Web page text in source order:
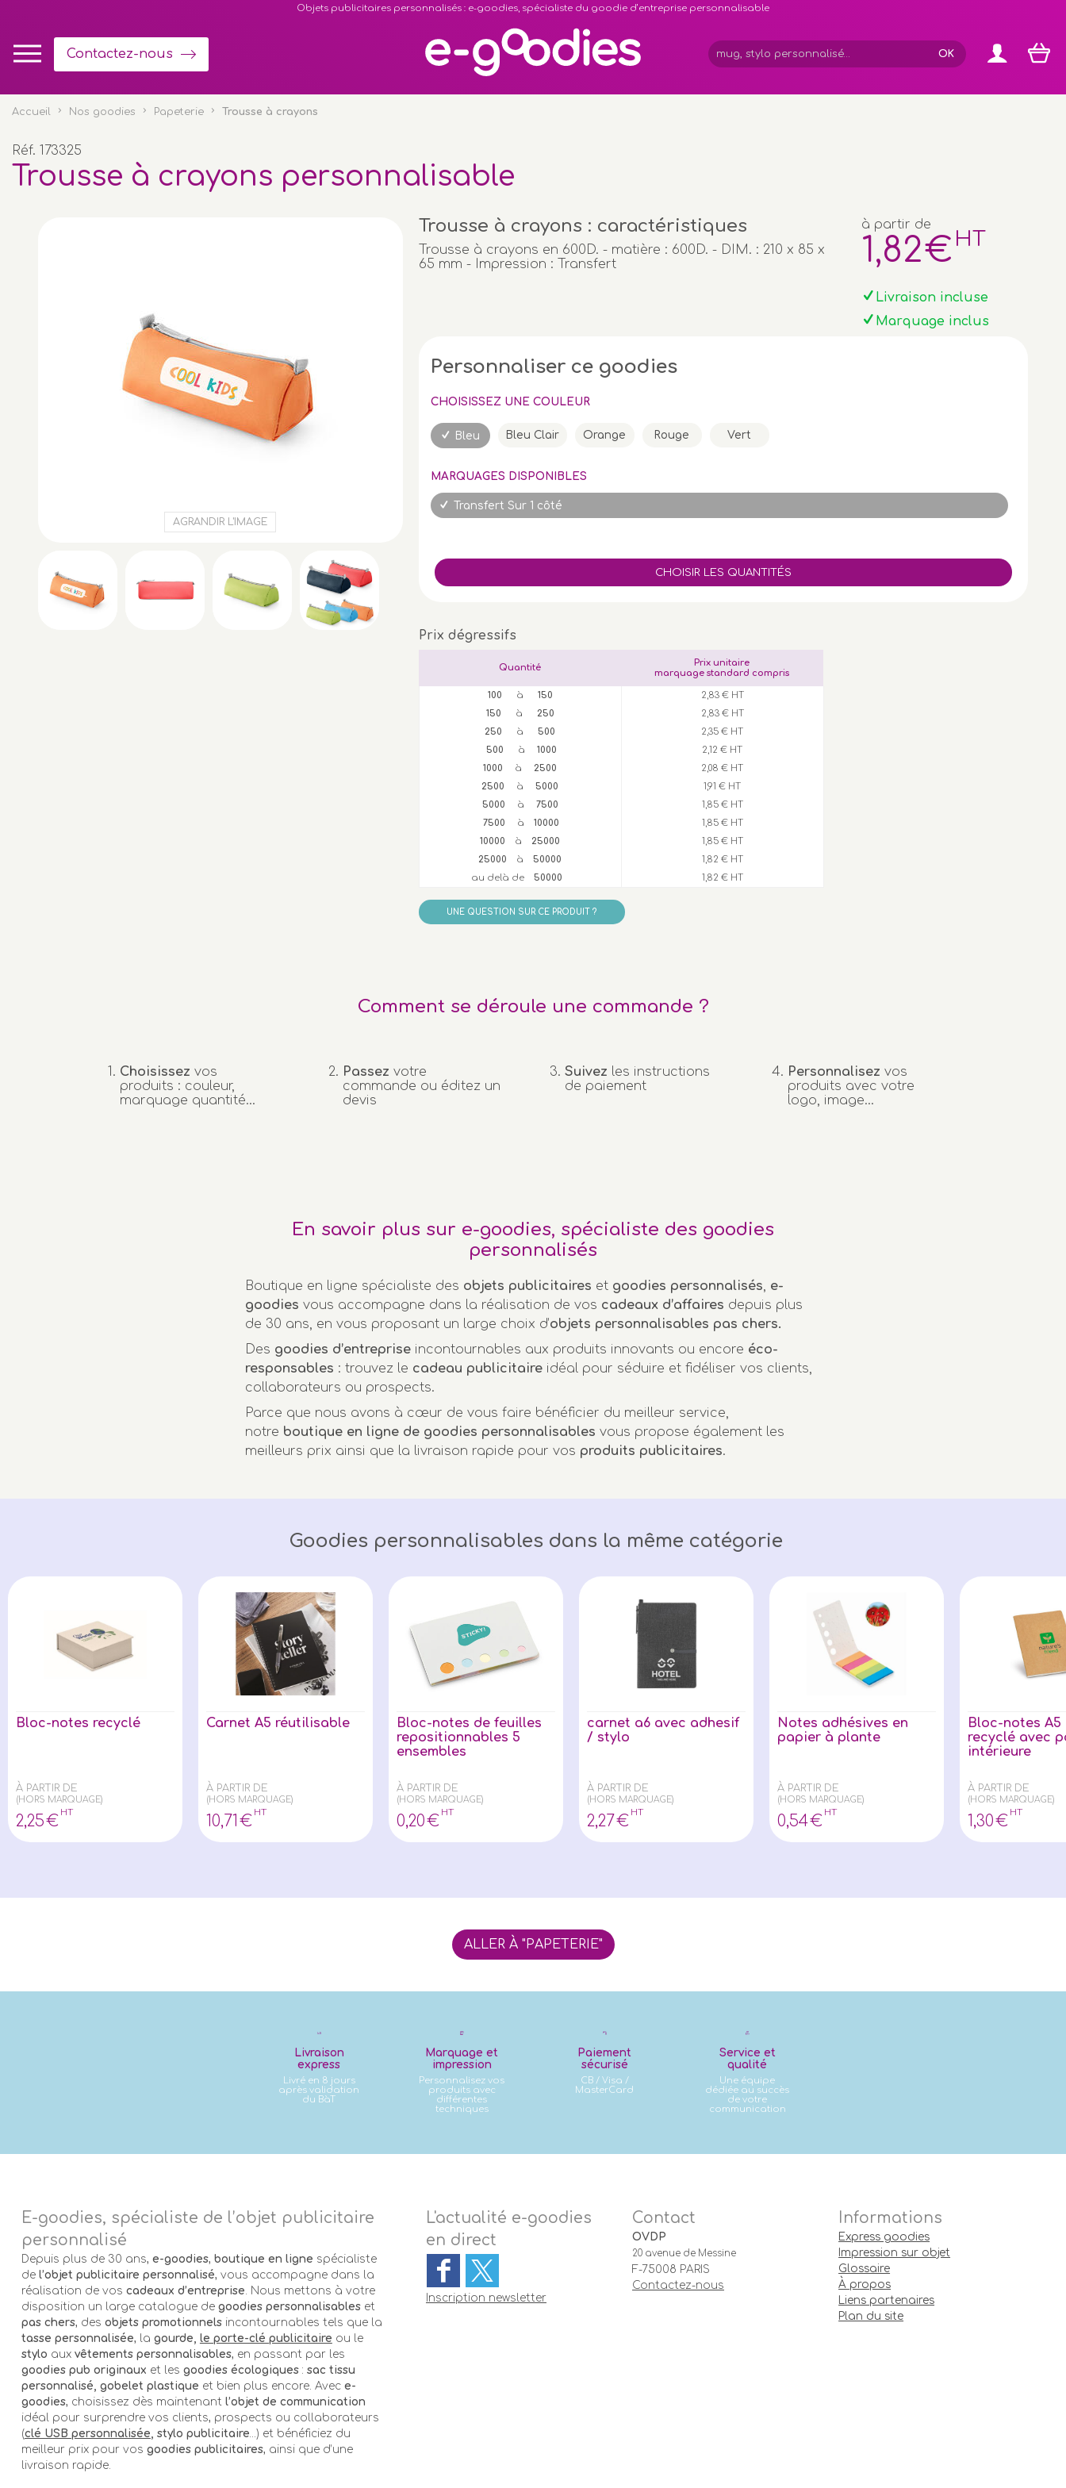
Objets publicitaires personnalisés : e-goodies, spécialiste du goodie d’entreprise personnalisable
Contactez-nous
Accueil Nos goodies Papeterie Trousse à crayons
Réf. 173325
Trousse à crayons personnalisable
AGRANDIR L'IMAGE
Trousse à crayons : caractéristiques
Trousse à crayons en 600D. - matière : 600D. - DIM. : 210 x 85 x
65 mm - Impression : Transfert
à partir de
1,82€ HT
Livraison incluse
Marquage inclus
Personnaliser ce goodies
CHOISISSEZ UNE COULEUR
Bleu Bleu Clair Orange Rouge Vert
MARQUAGES DISPONIBLES
Transfert Sur 1 côté
Prix dégressifs
Quantité
Prix unitaire
marquage standard compris
100 à 150
2,83 € HT
150 à 250
2,83 € HT
250 à500
2,35 € HT
500 à 1000
2,12 € HT
1000 à 2500
2,08 € HT
2500 à5000
1,91 € HT
5000 à 7500
1,85 € HT
7500 à10000
1,85 € HT
10000 à 25000
1,85 € HT
25000 à50000
1,82 € HT
au delà de 50000 1,82 € HT
UNE QUESTION SUR CE PRODUIT ?
Comment se déroule une commande ?
Choisissez vos
produits : couleur,
marquage quantité…
Passez votre
commande ou éditez un
devis
Suivez les instructions
de paiement
Personnalisez vos
produits avec votre
logo, image...
En savoir plus sur e-goodies, spécialiste des goodies
personnalisés
Boutique en ligne spécialiste des objets publicitaires et goodies personnalisés, e-
goodies vous accompagne dans la réalisation de vos cadeaux d’affaires depuis plus
de 30 ans, en vous proposant un large choix d’objets personnalisables pas chers.
Des goodies d’entreprise incontournables aux produits innovants ou encore éco-
responsables : trouvez le cadeau publicitaire idéal pour séduire et fidéliser vos clients,
collaborateurs ou prospects.
Parce que nous avons à cœur de vous faire bénéficier du meilleur service,
notre boutique en ligne de goodies personnalisables vous propose également les
meilleurs prix ainsi que la livraison rapide pour vos produits publicitaires.
Goodies personnalisables dans la même catégorie
Bloc-notes recyclé
À PARTIR DE
(HORS MARQUAGE)
2,25€
HT
Carnet A5 réutilisable
À PARTIR DE
(HORS MARQUAGE)
10,71 €
HT
Bloc-notes de feuilles
repositionnables 5
ensembles
À PARTIR DE
(HORS MARQUAGE)
0,20€
HT
carnet a6 avec adhesif
/ stylo
À PARTIR DE
(HORS MARQUAGE)
2,27€
HT
Notes adhésives en
papier à plante
À PARTIR DE
(HORS MARQUAGE)
0,54€
HT
Bloc-notes
recyclé avec
intérieure
À PARTIR DE
(HORS MARQUAGE)
1 ,30€
HT
ALLER À "PAPETERIE"
Livraison
express
Livré en 8 jours
après validation
du BàT
Marquage et
impression
Personnalisez vos
produits avec
différentes
techniques
Paiement
sécurisé
CB / Visa /
MasterCard
Service et
qualité
Une équipe
dédiée au succès
de votre
communication
E-goodies, spécialiste de l’objet publicitaire
personnalisé
Depuis plus de 30 ans, e-goodies, boutique en ligne spécialiste
de l’objet publicitaire personnalisé, vous accompagne dans la
réalisation de vos cadeaux d’entreprise . Nous mettons à votre
disposition un large catalogue de goodies personnalisableset
pas chers, des objets promotionnelsincontournables tels que la
tasse personnalisée, la gourde, le porte-clé publicitaire ou le
stylo aux vêtements personnalisables, en passant par les
goodies pub originaux et les goodies écologiques: sac tissu
personnalisé, gobelet plastique et bien plus encore. Avec e-
goodies, choisissez dès maintenant l’objet de communication
idéal pour surprendre vos clients, prospects ou collaborateurs
(clé USB personnalisée , stylo publicitaire …) et bénéficiez du
meilleur prix pour vos goodies publicitaires, ainsi que d’une
livraison rapide.
L'actualité e-goodies
en direct
Inscription newsletter
Contact
OVDP
20 avenue de Messine
F-75008 PARIS
Contactez-nous
Informations
Express goodies
Impression sur objet
Glossaire
À propos
Liens partenaires
Plan du site